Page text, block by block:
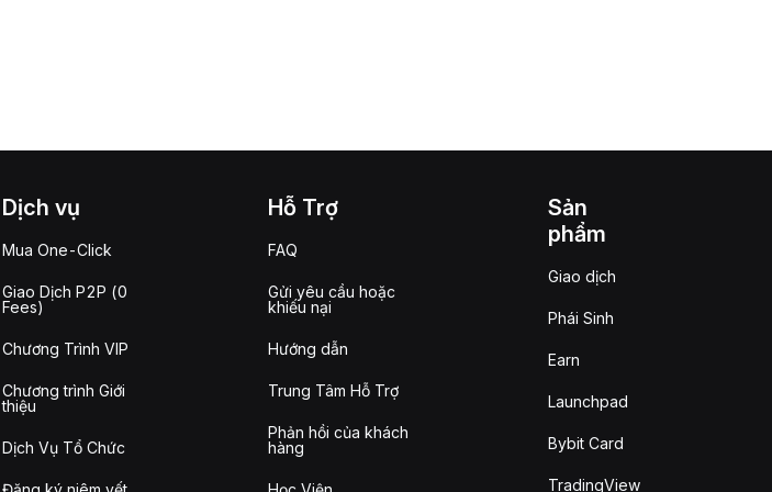
Dịch vụ
Mua One-Click
Giao Dịch P2P (0
Fees)
Chương Trình VIP
Chương trình Giới
thiệu
Dịch Vụ Tổ Chức
Hỗ Trợ
FAQ
Gửi yêu cầu hoặc
khiếu nại
Hướng dẫn
Trung Tâm Hỗ Trợ
Phản hồi của khách
hàng
Sản
phẩm
Giao dịch
Phái Sinh
Earn
Launchpad
Bybit Card
TradingView